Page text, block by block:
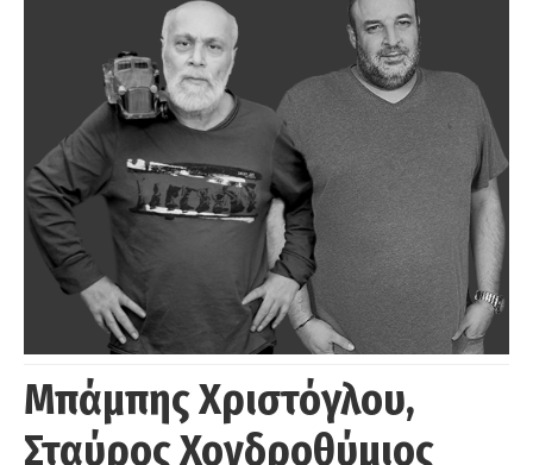
Μπάμπης Χριστόγλου,
Σταύρος Χονδροθύμιος